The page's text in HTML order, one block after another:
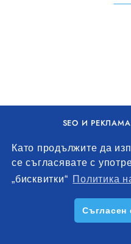
Като продължите да
се съгласявате с
„бисквитки“ Политика
Съгласен
SEO И РЕКЛАМА
Уолоу Интернешънъл ЕООД,
+359
Създай профил
. Всички права